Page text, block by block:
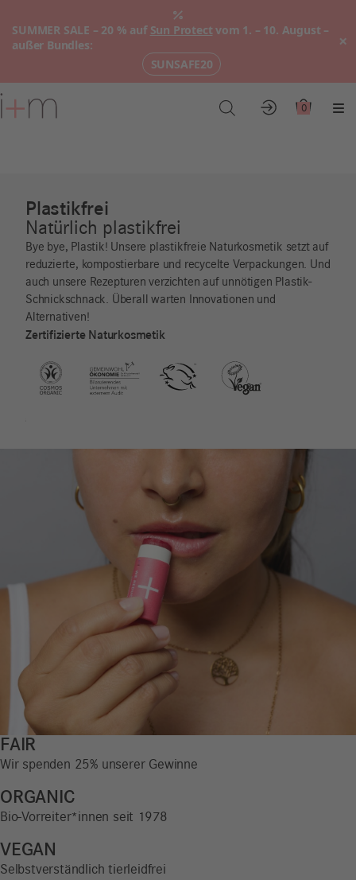
SUMMER SALE – 20 % auf Sun Protect vom 1. – 10. August –
außer Bundles:
SUNSAFE20
×
Zum
Hauptinhalt
Konto 0
Plastikfrei
Natürlich plastikfrei
Bye bye, Plastik! Unsere plastikfreie Naturkosmetik setzt auf
reduzierte, kompostierbare und recycelte Verpackungen. Und
auch unsere Rezepturen verzichten auf unnötigen Plastik-
Schnickschnack. Überall warten Innovationen und
Alternativen!
Zertifizierte Naturkosmetik
FAIR
Wir spenden 25% unserer Gewinne
ORGANIC
Bio-Vorreiter*innen seit 1978
VEGAN
Selbstverständlich tierleidfrei